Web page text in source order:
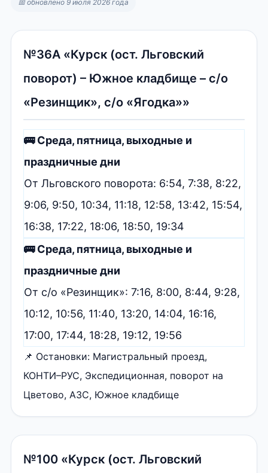
📅 обновлено 9 июля 2026 года
№36А «Курск (ост. Льговский
поворот) – Южное кладбище – с/о
«Резинщик», с/о «Ягодка»»
🚌 Среда, пятница, выходные и
праздничные дни
От Льговского поворота: 6:54, 7:38, 8:22,
9:06, 9:50, 10:34, 11:18, 12:58, 13:42, 15:54,
16:38, 17:22, 18:06, 18:50, 19:34
🚌 Среда, пятница, выходные и
праздничные дни
От с/о «Резинщик»: 7:16, 8:00, 8:44, 9:28,
10:12, 10:56, 11:40, 13:20, 14:04, 16:16,
17:00, 17:44, 18:28, 19:12, 19:56
📌 Остановки: Магистральный проезд,
КОНТИ–РУС, Экспедиционная, поворот на
Цветово, АЗС, Южное кладбище
№100 «Курск (ост. Льговский